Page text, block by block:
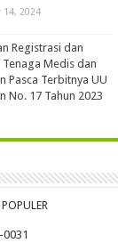
14, 2024
Registrasi dan
Tenaga Medis dan
Pasca Terbitnya UU
No. 17 Tahun 2023
0031